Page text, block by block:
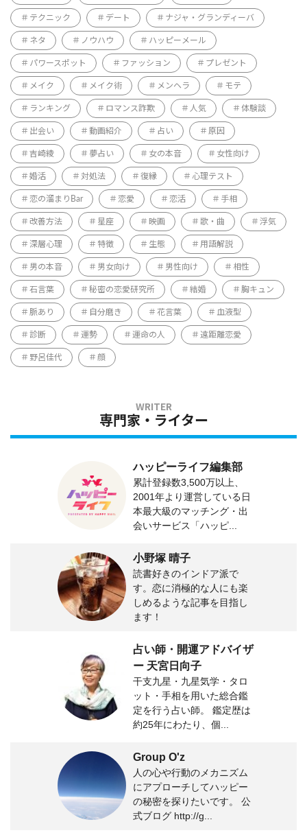
テクニック デート ナジャ・グランディーバ
ネタ ノウハウ ハッピーメール
パワースポット ファッション プレゼント
メイク メイク術 メンヘラ モテ
ランキング ロマンス詐欺 人気 体験談
出会い 動画紹介 占い 原因
吉崎綾 夢占い 女の本音 女性向け
婚活 対処法 復縁 心理テスト
恋の溜まりBar 恋愛 恋活 手相
改善方法 星座 映画 歌・曲 浮気
深層心理 特徴 生態 用語解説
男の本音 男女向け 男性向け 相性
石言葉 秘密の恋愛研究所 結婚 胸キュン
脈あり 自分磨き 花言葉 血液型
診断 運勢 運命の人 遠距離恋愛
野呂佳代 顔
専門家・ライター
ハッピーライフ編集部
累計登録数3,500万以上、
2001年より運営している日
本最大級のマッチング・出
会いサービス「ハッピ...
小野塚 晴子
読書好きのインドア派で
す。恋に消極的な人にも楽
しめるような記事を目指し
ます！
占い師・開運アドバイザ
ー 天宮日向子
干支九星・九星気学・タロ
ット・手相を用いた総合鑑
定を行う占い師。 鑑定歴は
約25年にわたり、個...
Group O'z
人の心や行動のメカニズム
にアプローチしてハッピー
の秘密を探りたいです。 公
式ブログ http://g...